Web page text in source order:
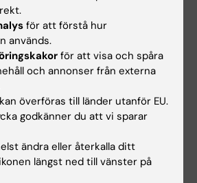
Hellström
för att förstå hur
används.
för att visa och spåra
och annonser från externa
överföras till länder utanför EU.
godkänner du att vi sparar
ändra eller återkalla ditt
längst ned till vänster på